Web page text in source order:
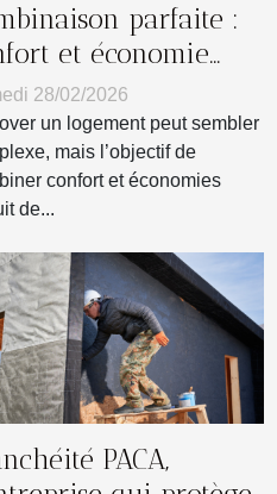
parfaite :
et économie
la rénovation ?
28/02/2026
un logement peut sembler
mais l’objectif de
confort et économies
de...
PACA,